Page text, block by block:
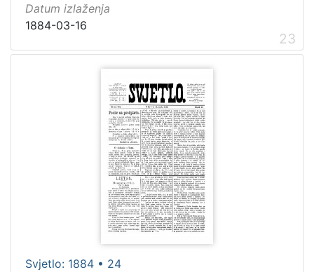
Datum izlaženja
1884-03-16
23
Svjetlo: 1884 • 24